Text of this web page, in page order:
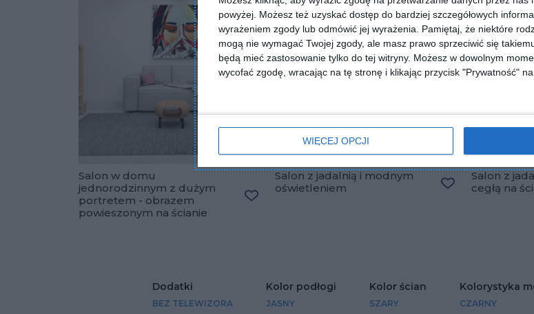
powyżej. Możesz też uzyskać dostęp do bardziej szczegółowych
wyrażeniem zgody lub odmówić jej wyrażenia.
Pamiętaj, że niektóre
mogą nie wymagać Twojej zgody, ale masz prawo sprzeciwić się
będą mieć zastosowanie tylko do tej witryny. Możesz w dowolnym
wycofać zgodę, wracając na tę stronę i klikając przycisk "Prywatność"
WIĘCEJ OPCJI
Salon w domu
jednorodzinnym z dużym
portretem - obrazem
powieszonym na ścianie
Salon z jadalnią i modnym
oświetleniem
Salon z
cegłą na
Dodatki
BEZ TELEWIZORA
Kolor podłogi
JASNY
Kolor ścian
SZARY
Kolorystyka
CZARNY